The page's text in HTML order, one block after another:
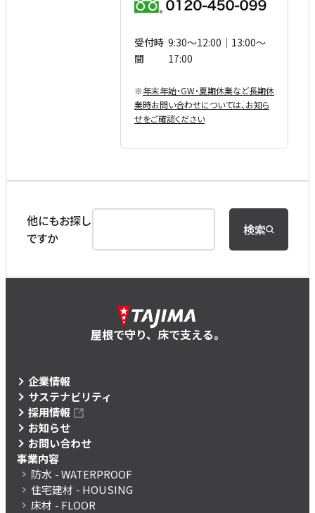
受付時
間
9:30〜12:00｜13:00〜
17:00
※年末年始・GW・夏期休業など⻑期休
業時お問い合わせについては、お知ら
せをご確認ください
他にもお探し
ですか
検索
屋根で守り、床で支える。
企業情報
サステナビリティ
採用情報
お知らせ
お問い合わせ
事業内容
防水 - WATERPROOF
住宅建材 - HOUSING
床材 - FLOOR